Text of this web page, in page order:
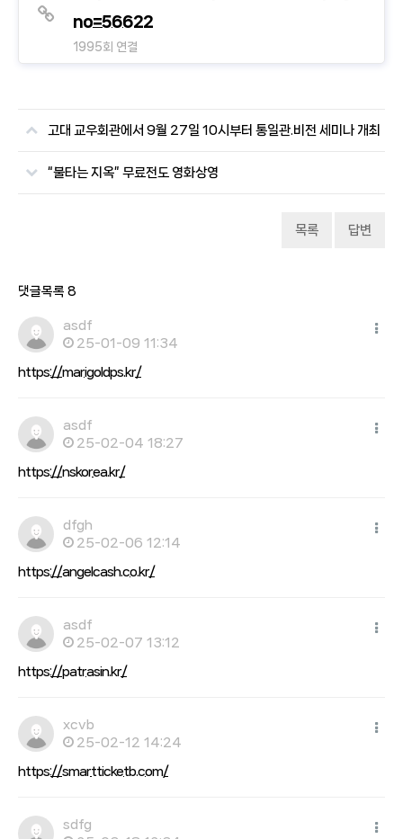
no=56622
1995회 연결
고대 교우회관에서 9월 27일 10시부터 통일관.비전 세미나 개최
“불타는 지옥” 무료전도 영화상영
목록 답변
댓글목록 8
asdf
25-01-09 11:34
https://marigoldps.kr/
asdf
25-02-04 18:27
https://nskorea.kr/
dfgh
25-02-06 12:14
https://angelcash.co.kr/
asdf
25-02-07 13:12
https://patrasin.kr/
xcvb
25-02-12 14:24
https://smartticketb.com/
sdfg